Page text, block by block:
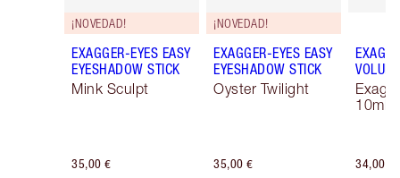
¡NOVEDAD!
EXAGGER-EYES EASY
EYESHADOW STICK
Mink Sculpt
35,00 €
¡NOVEDAD!
EXAGGER-EYES EASY
EYESHADOW STICK
Oyster Twilight
35,00 €
10ml
34,00 €